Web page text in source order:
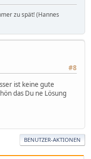
zu spät! (Hannes
#8
ist keine gute
das Du ne Lösung
BENUTZER-AKTIONEN